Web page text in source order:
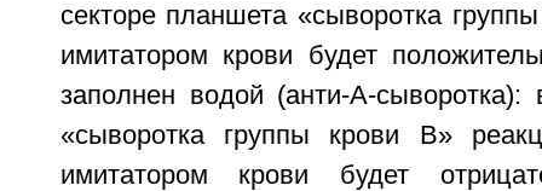
секторе планшета «сыворотка
имитатором крови будет
заполнен водой (анти-A-
«сыворотка группы крови B»
имитатором крови будет